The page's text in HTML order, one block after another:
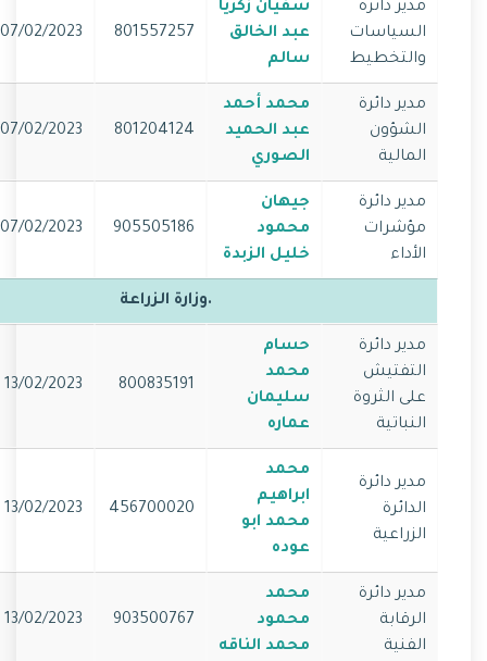
مدير دائرة
السياسات
والتخطيط
سفيان زكريا
عبد الخالق
سالم
801557257
07/02/2023
مدير دائرة
الشؤون
المالية
محمد أحمد
عبد الحميد
الصوري
801204124
07/02/2023
مدير دائرة
مؤشرات
الأداء
جيهان
محمود
خليل الزبدة
905505186
07/02/2023
.وزارة الزراعة
مدير دائرة
التفتيش
على الثروة
النباتية
حسام
محمد
سليمان
عماره
800835191
13/02/2023
مدير دائرة
الدائرة
الزراعية
محمد
ابراهيم
محمد ابو
عوده
456700020
13/02/2023
مدير دائرة
الرقابة
الفنية
محمد
محمود
محمد الناقه
903500767
13/02/2023